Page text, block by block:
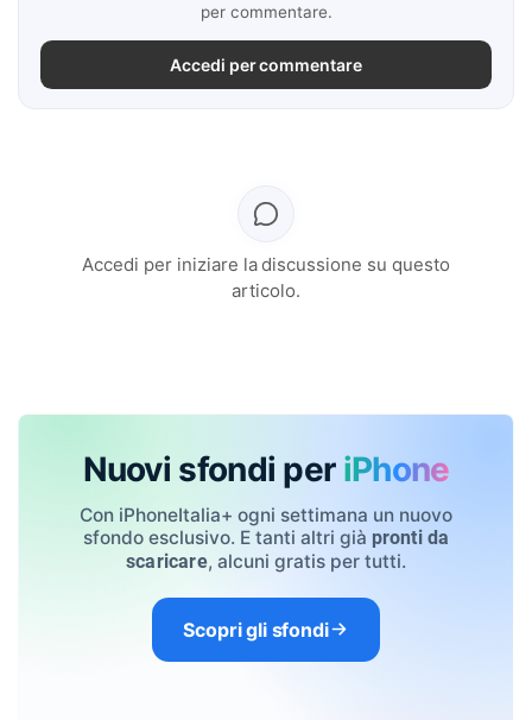
per commentare.
Accedi per commentare
Accedi per iniziare la discussione su questo
articolo.
Nuovi sfondi per iPhone
Con iPhoneItalia+ ogni settimana un nuovo
sfondo esclusivo. E tanti altri già pronti da
scaricare, alcuni gratis per tutti.
Scopri gli sfondi